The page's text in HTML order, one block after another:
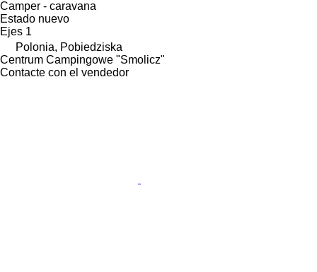
Camper - caravana
Estado nuevo
Ejes 1
Polonia, Pobiedziska
Centrum Campingowe "Smolicz"
Contacte con el vendedor